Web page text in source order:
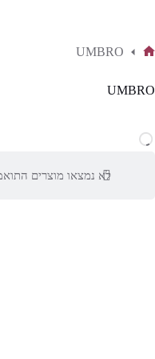
UMBRO
UMBRO
לא נמצאו מוצרים